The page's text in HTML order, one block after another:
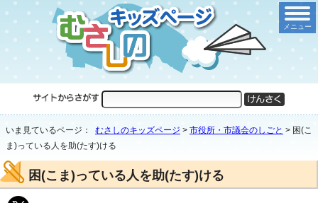
メニュー
いま見ているページ： むさしのキッズページ > 市役所・市議会のしごと > 困(こ
ま)っている人を助(たす)ける
困(こま)っている人を助(たす)ける